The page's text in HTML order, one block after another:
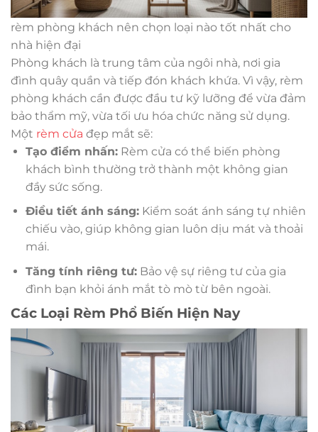
rèm phòng khách nên chọn loại nào tốt nhất cho
nhà hiện đại
Phòng khách là trung tâm của ngôi nhà, nơi gia
đình quây quần và tiếp đón khách khứa. Vì vậy, rèm
phòng khách cần được đầu tư kỹ lưỡng để vừa đảm
bảo thẩm mỹ, vừa tối ưu hóa chức năng sử dụng.
Một rèm cửa đẹp mắt sẽ:
Tạo điểm nhấn:Rèm cửa có thể biến phòng
khách bình thường trở thành một không gian
đầy sức sống.
Điều tiết ánh sáng:Kiểm soát ánh sáng tự nhiên
chiếu vào, giúp không gian luôn dịu mát và thoải
mái.
Tăng tính riêng tư:Bảo vệ sự riêng tư của gia
đình bạn khỏi ánh mắt tò mò từ bên ngoài.
Các Loại Rèm Phổ Biến Hiện Nay